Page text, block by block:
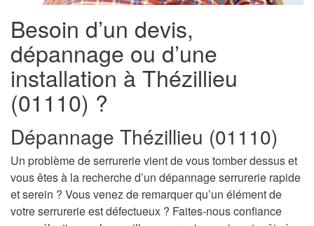
Besoin d’un devis,
dépannage ou d’une
installation à Thézillieu
(01110) ?
Dépannage Thézillieu (01110)
Un problème de serrurerie vient de vous tomber dessus et
vous êtes à la recherche d’un dépannage serrurerie rapide
et serein ? Vous venez de remarquer qu’un élément de
votre serrurerie est défectueux ? Faites-nous confiance